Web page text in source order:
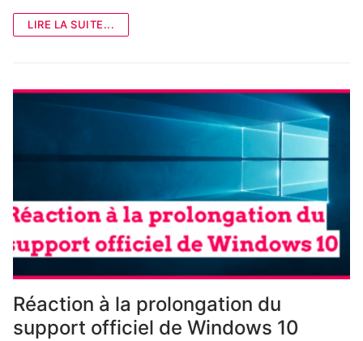
LIRE LA SUITE...
Réaction à la prolongation du
support officiel de Windows 10